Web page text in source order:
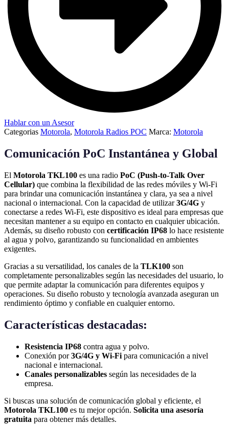
Hablar con un Asesor
Categorias Motorola, Motorola Radios POC Marca: Motorola
Comunicación PoC Instantánea y Global
El Motorola TKL100 es una radio PoC (Push-to-Talk Over
Cellular) que combina la flexibilidad de las redes móviles y Wi-Fi
para brindar una comunicación instantánea y clara, ya sea a nivel
nacional o internacional. Con la capacidad de utilizar3G/4G y
conectarse a redes Wi-Fi, este dispositivo es ideal para empresas que
necesitan mantener a su equipo en contacto en cualquier ubicación.
Además, su diseño robusto con certificación IP68 lo hace resistente
al agua y polvo, garantizando su funcionalidad en ambientes
exigentes.
Gracias a su versatilidad, los canales de la TLK100 son
completamente personalizables según las necesidades del usuario, lo
que permite adaptar la comunicación para diferentes equipos y
operaciones. Su diseño robusto y tecnología avanzada aseguran un
rendimiento óptimo y confiable en cualquier entorno.
Características destacadas:
Resistencia IP68 contra agua y polvo.
Conexión por3G/4G y Wi-Fi para comunicación a nivel
nacional e internacional.
Canales personalizables según las necesidades de la
empresa.
Si buscas una solución de comunicación global y eficiente, el
Motorola TKL100 es tu mejor opción. Solicita una asesoría
gratuita para obtener más detalles.